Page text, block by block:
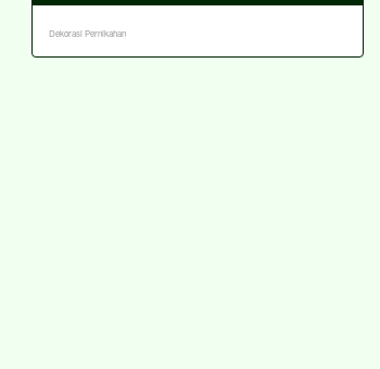
Dekorasi Pernikahan